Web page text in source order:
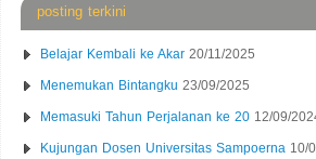
posting terkini
Belajar Kembali ke Akar 20/11/2025
Menemukan Bintangku 23/09/2025
Memasuki Tahun Perjalanan ke 20 12/09/
Kujungan Dosen Universitas Sampoerna 10/